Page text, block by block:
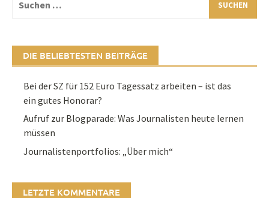
nach:
DIE BELIEBTESTEN BEITRÄGE
Bei der SZ für 152 Euro Tagessatz arbeiten – ist das
ein gutes Honorar?
Aufruf zur Blogparade: Was Journalisten heute lernen
müssen
Journalistenportfolios: „Über mich“
LETZTE KOMMENTARE